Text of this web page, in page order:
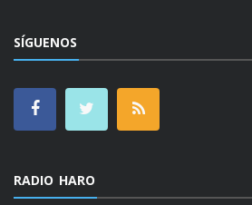
SÍGUENOS
RADIO HARO